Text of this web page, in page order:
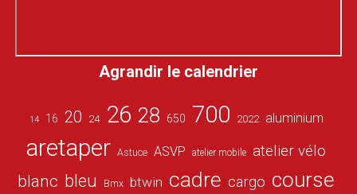
Agrandir le calendrier
14 16 20 24 26 28 650 700 2022 aluminium
aretaper Astuce ASVP atelier mobile atelier vélo
blanc bleu Bmx btwin cadre cargo course